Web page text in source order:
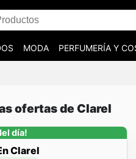
MODA PERFUMERÍA Y
ofertas de Clarel
día!
Clarel